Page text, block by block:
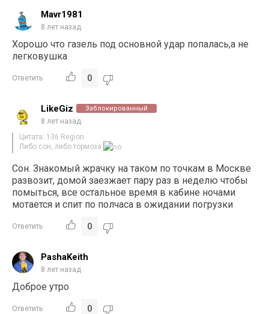
Mavr1981
8 лет назад
Хорошо что газель под основной удар попалась,а не
легковушка
Ответить 0
LikeGiz Заблокированный
8 лет назад
Цитата: 136 Region
Либо сон, либо тормоза
Сон. Знакомый жрачку на таком по точкам в Москве
развозит, домой заезжает пару раз в неделю чтобы
помыться, все остальное время в кабине ночами
мотается и спит по полчаса в ожидании погрузки
Ответить 0
PashaKeith
8 лет назад
Доброе утро
Ответить 0